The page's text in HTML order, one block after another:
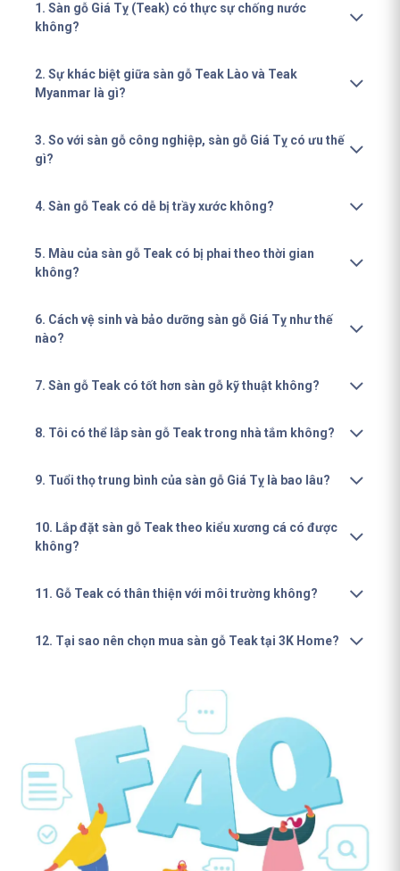
1. Sàn gỗ Giá Tỵ (Teak) có thực sự chống nước
không?
2. Sự khác biệt giữa sàn gỗ Teak Lào và Teak
Myanmar là gì?
3. So với sàn gỗ công nghiệp, sàn gỗ Giá Tỵ có ưu thế
gì?
4. Sàn gỗ Teak có dễ bị trầy xước không?
5. Màu của sàn gỗ Teak có bị phai theo thời gian
không?
6. Cách vệ sinh và bảo dưỡng sàn gỗ Giá Tỵ như thế
nào?
7. Sàn gỗ Teak có tốt hơn sàn gỗ kỹ thuật không?
8. Tôi có thể lắp sàn gỗ Teak trong nhà tắm không?
9. Tuổi thọ trung bình của sàn gỗ Giá Tỵ là bao lâu?
10. Lắp đặt sàn gỗ Teak theo kiểu xương cá có được
không?
11. Gỗ Teak có thân thiện với môi trường không?
12. Tại sao nên chọn mua sàn gỗ Teak tại 3K Home?